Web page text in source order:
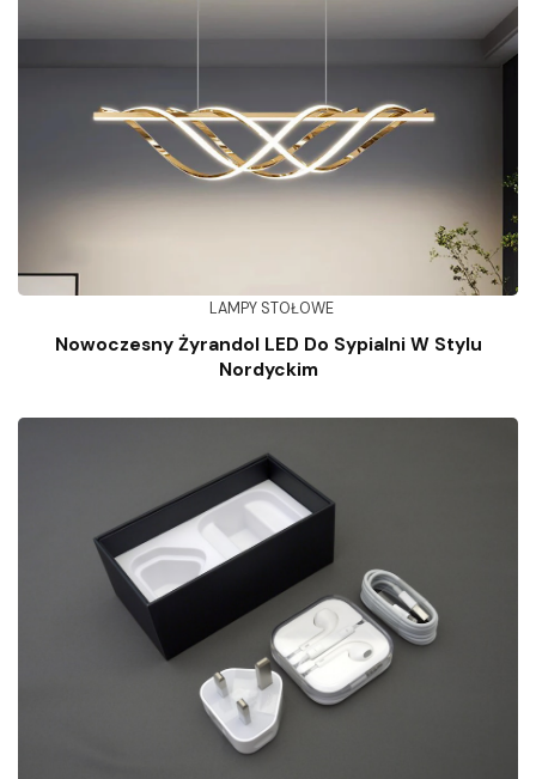
LAMPY STOŁOWE
Nowoczesny Żyrandol LED Do Sypialni W Stylu
Nordyckim